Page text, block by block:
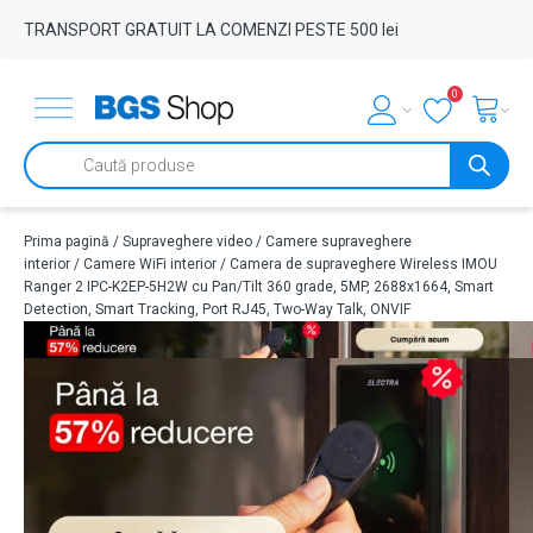
TRANSPORT GRATUIT LA COMENZI PESTE 500 lei
0
Products
search
Prima pagină / Supraveghere video / Camere supraveghere
interior / Camere WiFi interior / Camera de supraveghere Wireless IMOU
Ranger 2 IPC-K2EP-5H2W cu Pan/Tilt 360 grade, 5MP, 2688x1664, Smart
Detection, Smart Tracking, Port RJ45, Two-Way Talk, ONVIF